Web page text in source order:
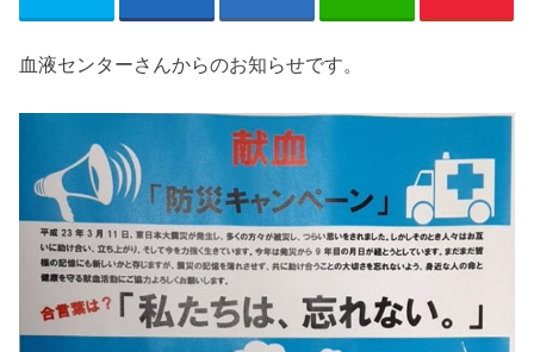
血液センターさんからのお知らせです。